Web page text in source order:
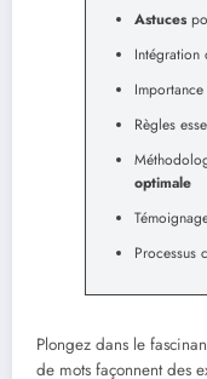
Astuces
Intégration
Règles
optimale
Processus
Plongez dans le
de mots façonnent des